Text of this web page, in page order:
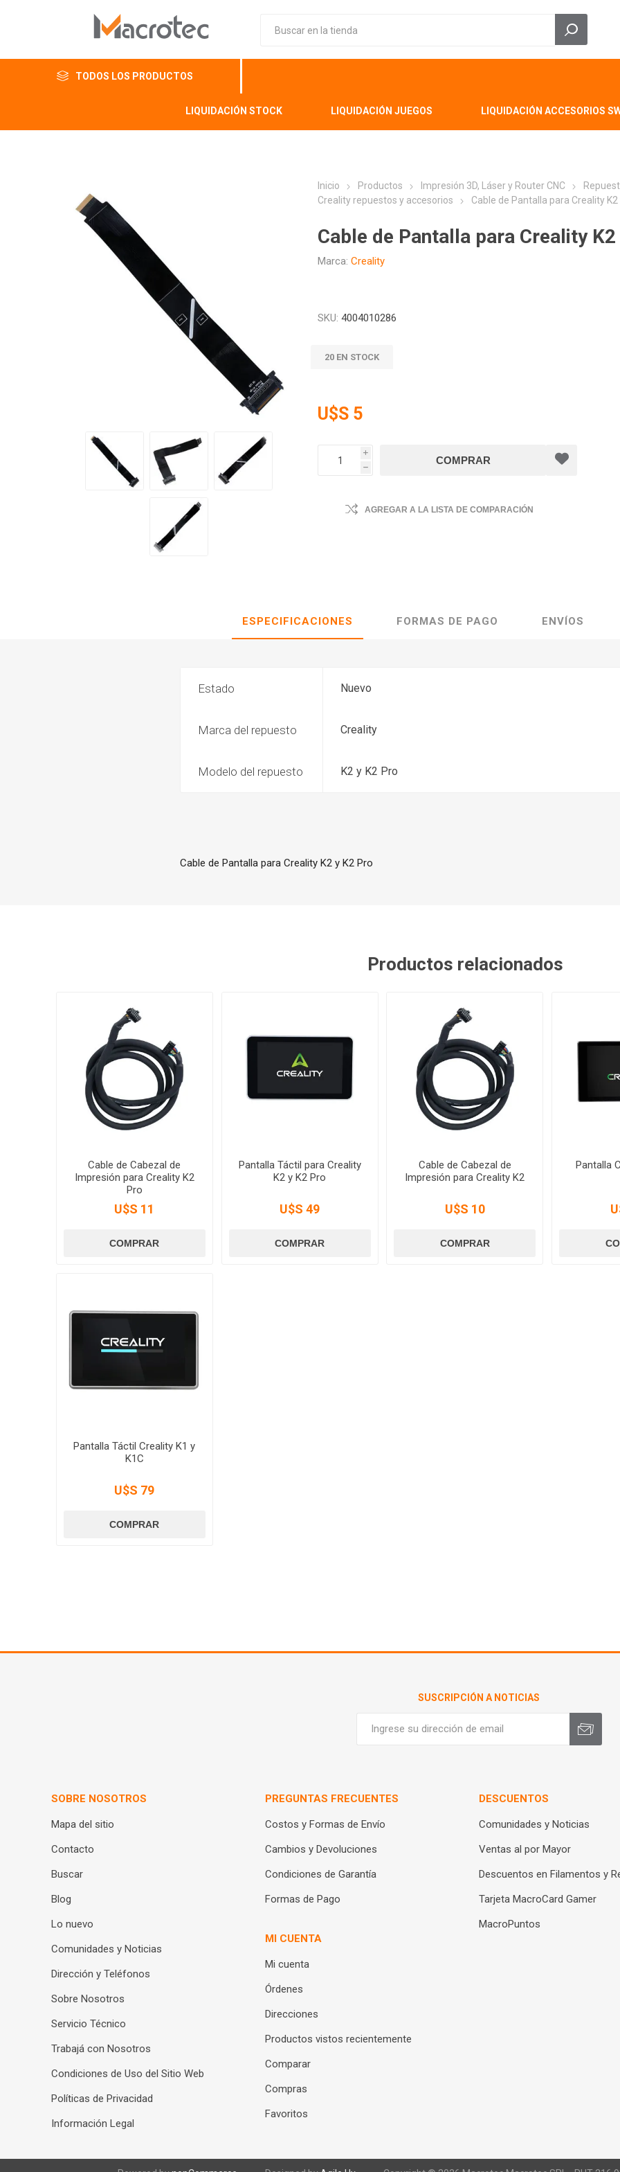
TODOS LOS PRODUCTOS
LIQUIDACIÓN STOCK LIQUIDACIÓN JUEGOS LIQUIDACIÓN ACCESORIOS
Inicio Productos Impresión 3D, Láser y Router CNC
Creality repuestos y accesorios
Cable de Pantalla para Creality K2
Cable de Pantalla para Creality
Marca: Creality
SKU: 4004010286
20 EN STOCK
U$S 5
i
h
AGREGAR A LA LISTA DE COMPARACIÓN
ESPECIFICACIONES FORMAS DE PAGO ENVÍOS
Estado Nuevo
Marca del repuesto Creality
Modelo del repuesto K2 y K2 Pro
Cable de Pantalla para Creality K2 y K2 Pro
Productos relacionados
Cable de Cabezal de
Impresión para Creality K2
Pro
U$S 11
Pantalla Táctil para Creality
K2 y K2 Pro
U$S 49
Cable de Cabezal de
Impresión para Creality K2
U$S 10
Pantalla
Pantalla Táctil Creality K1 y
K1C
U$S 79
SUSCRIPCIÓN A NOTICIAS
SOBRE NOSOTROS
Mapa del sitio
Contacto
Buscar
Blog
Lo nuevo
Comunidades y Noticias
Dirección y Teléfonos
Sobre Nosotros
Servicio Técnico
Trabajá con Nosotros
Condiciones de Uso del Sitio Web
Políticas de Privacidad
Información Legal
PREGUNTAS FRECUENTES
Costos y Formas de Envío
Cambios y Devoluciones
Condiciones de Garantía
Formas de Pago
MI CUENTA
Mi cuenta
Órdenes
Direcciones
Productos vistos recientemente
Comparar
Compras
Favoritos
DESCUENTOS
Comunidades y Noticias
Ventas al por Mayor
Descuentos en Filamentos y
Tarjeta MacroCard Gamer
MacroPuntos